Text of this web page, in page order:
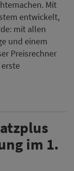
Mit
entwickelt,
mit allen
und einem
Preisrechner
im 1.